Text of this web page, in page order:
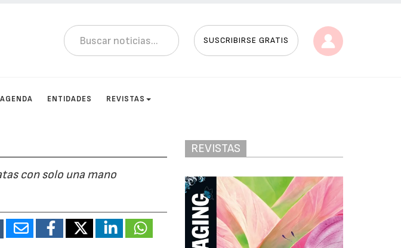
SUSCRIBIRSE GRATIS
AGENDA ENTIDADES REVISTAS
con solo una mano
REVISTAS